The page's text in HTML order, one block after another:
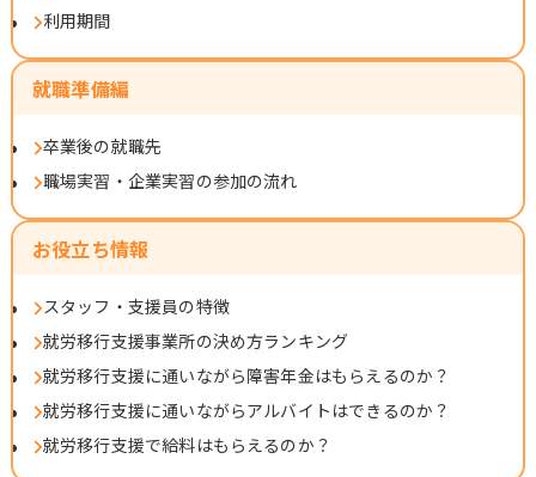
利用期間
就職準備編
卒業後の就職先
職場実習・企業実習の参加の流れ
お役立ち情報
スタッフ・支援員の特徴
就労移行支援事業所の決め方ランキング
就労移行支援に通いながら障害年金はもらえるのか？
就労移行支援に通いながらアルバイトはできるのか？
就労移行支援で給料はもらえるのか？